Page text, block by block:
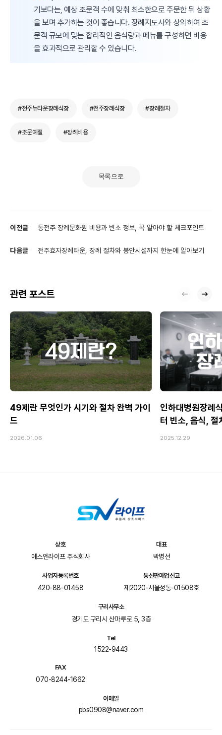
기보다는, 예상 조문객 수에 맞춰 최소한으로 주문한 뒤 상황
을 보며 추가하는 것이 좋습니다. 장례지도사와 상의하여 조
문객 규모에 맞는 합리적인 음식량과 메뉴를 구성하면 비용
을 효과적으로 관리할 수 있습니다.
#전주뉴타운장례식장 #전주장례식장 #장례절차
#조문예절 #장례비용
목록으로
이전글 동전주 장례문화원 비용과 빈소 정보, 꼭 알아야 할 체크포인트
다음글 전주효자장례타운, 장례 절차와 봉안시설까지 한눈에 알아보기
관련 포스트
49제란 무엇인가 시기와 절차 완벽 가이
드
2026.01.06
인하대병원장례
터 빈소, 음식, 절
2025.12.29
상호
에스엔라이프 주식회사
대표
박병선
사업자등록번호
420-88-01458
통신판매업신고
제2020-서울성동-01508호
구리사무소
경기도 구리시 산마루로 5, 3층
Tel
1522-9443
FAX
070-8244-1662
이메일
pbs0908@naver.com